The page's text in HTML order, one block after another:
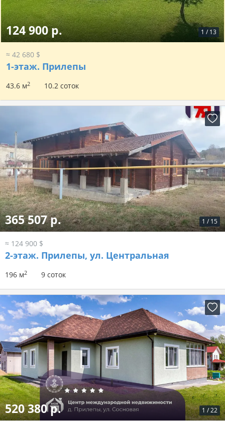
1 / 13
124 900 р.
≈ 42 680 $
1-этаж. Прилепы
43.6 м2 10.2 соток
1 / 15
365 507 р.
≈ 124 900 $
2-этаж. Прилепы, ул. Центральная
196 м2 9 соток
1 /22
520 380 р.